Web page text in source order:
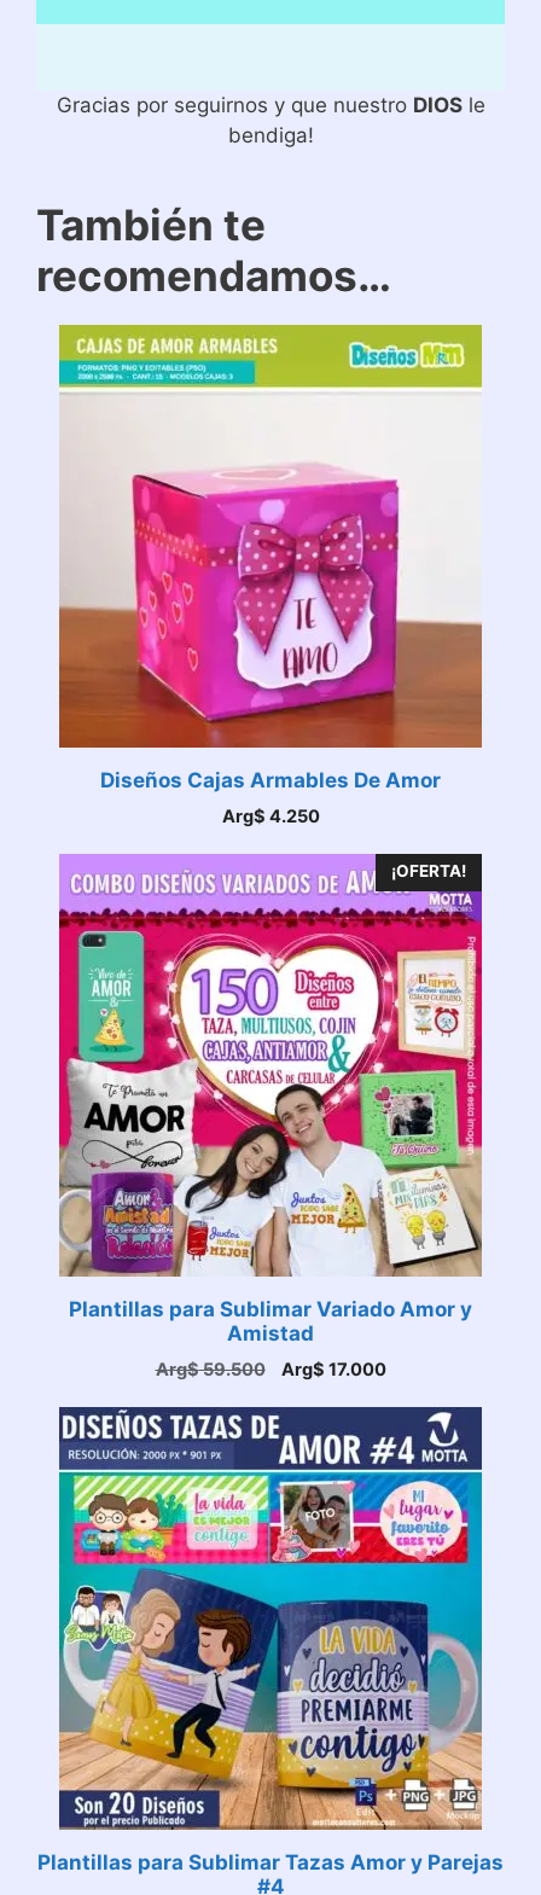
Gracias por seguirnos y que nuestro DIOSle
bendiga!
También te
recomendamos…
Diseños Cajas Armables De Amor
Arg$ 4.250
¡OFERTA!
Plantillas para Sublimar Variado Amor y
Amistad
Arg$59.500
El
original
era:
Arg$ 59.500.
Arg$ 17.000El
actual
es:
Arg$ 17.000.
Plantillas para Sublimar Tazas Amor y Parejas
#4